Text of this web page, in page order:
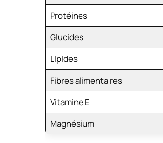
Protéines
Glucides
Lipides
Fibres alimentaires
Vitamine E
Magnésium